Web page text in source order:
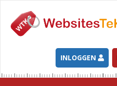
INLOGGEN